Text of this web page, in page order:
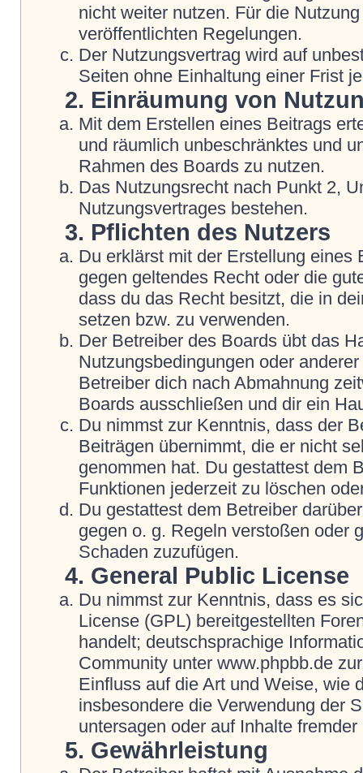
nicht weiter nutzen. Für die
veröffentlichten Regelungen.
Der Nutzungsvertrag wird auf
Seiten ohne Einhaltung einer Frist
2. Einräumung von
Mit dem Erstellen eines Beitrags
und räumlich unbeschränktes und
Rahmen des Boards zu nutzen.
Das Nutzungsrecht nach Punkt 2,
Nutzungsvertrages bestehen.
3. Pflichten des Nutzers
Du erklärst mit der Erstellung eines
gegen geltendes Recht oder die
dass du das Recht besitzt, die in
setzen bzw. zu verwenden.
Der Betreiber des Boards übt das
Nutzungsbedingungen oder
Betreiber dich nach Abmahnung
Boards ausschließen und dir ein
Du nimmst zur Kenntnis, dass der
Beiträgen übernimmt, die er nicht
genommen hat. Du gestattest dem
Funktionen jederzeit zu löschen
Du gestattest dem Betreiber
gegen o. g. Regeln verstoßen oder
Schaden zuzufügen.
4. General Public License
Du nimmst zur Kenntnis, dass es
License (GPL) bereitgestellten
handelt; deutschsprachige
Community unter www.phpbb.de
Einfluss auf die Art und Weise, wie
insbesondere die Verwendung der
untersagen oder auf Inhalte
5. Gewährleistung